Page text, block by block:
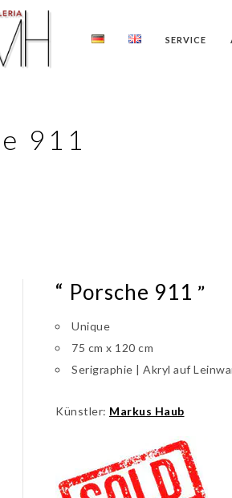
SERVICE
911
“ Porsche 911 ”
Unique
75 cm x 120 cm
Serigraphie | Akryl auf
Künstler: Markus Haub